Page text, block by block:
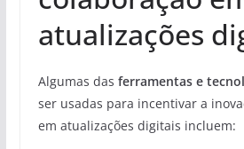
atualizações
Algumas das ferramentas e
ser usadas para incentivar a
em atualizações digitais incluem: